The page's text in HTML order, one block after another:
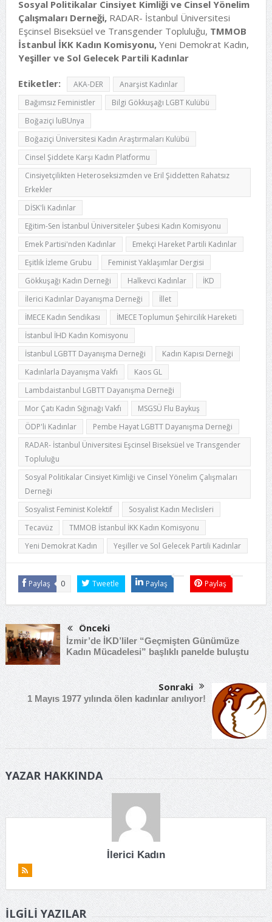
Sosyal Politikalar Cinsiyet Kimliği ve Cinsel Yönelim
Çalışmaları Derneği,RADAR- İstanbul Üniversitesi
Eşcinsel Biseksüel ve Transgender Topluluğu, TMMOB
İstanbul İKK Kadın Komisyonu,Yeni Demokrat Kadın,
Yeşiller ve Sol Gelecek Partili Kadınlar
Etiketler: AKA-DER
Anarşist Kadınlar
Bağımsız Feministler
Bilgi Gökkuşağı LGBT Kulübü
Boğaziçi luBUnya
Boğaziçi Üniversitesi Kadın Araştırmaları Kulübü
Cinsel Şiddete Karşı Kadın Platformu
Cinsiyetçilikten Heteroseksizmden ve Eril Şiddetten Rahatsız
Erkekler
DİSK'li Kadınlar
Eğitim-Sen İstanbul Üniversiteler Şubesi Kadın Komisyonu
Emek Partisi'nden Kadınlar
Emekçi Hareket Partili Kadınlar
Eşitlik İzleme Grubu
Feminist Yaklaşımlar Dergisi
Gökkuşağı Kadın Derneği
Halkevci Kadınlar
İKD
İlerici Kadınlar Dayanışma Derneği
İllet
İMECE Kadın Sendikası
İMECE Toplumun Şehircilik Hareketi
İstanbul İHD Kadın Komisyonu
İstanbul LGBTT Dayanışma Derneği
Kadın Kapısı Derneği
Kadınlarla Dayanışma Vakfı
Kaos GL
Lambdaistanbul LGBTT Dayanışma Derneği
Mor Çatı Kadın Sığınağı Vakfı
MSGSÜ Flu Baykuş
ÖDP'li Kadınlar
Pembe Hayat LGBTT Dayanışma Derneği
RADAR- İstanbul Üniversitesi Eşcinsel Biseksüel ve Transgender
Topluluğu
Sosyal Politikalar Cinsiyet Kimliği ve Cinsel Yönelim Çalışmaları
Derneği
Sosyalist Feminist Kolektif
Sosyalist Kadın Meclisleri
Tecavüz
TMMOB İstanbul İKK Kadın Komisyonu
Yeni Demokrat Kadın
Yeşiller ve Sol Gelecek Partili Kadınlar
Paylaş 0 Tweetle Paylaş Paylaş
Önceki
İzmir’de İKD’liler “Geçmişten Günümüze
Kadın Mücadelesi” başlıklı panelde buluştu
Sonraki
1 Mayıs 1977 yılında ölen kadınlar anılıyor!
YAZAR HAKKINDA
İlerici Kadın
İLGILI YAZILAR